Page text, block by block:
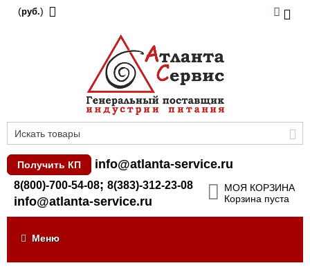
(руб.)
Получить КП info@atlanta-service.ru
8(800)-700-54-08; 8(383)-312-23-08
info@atlanta-service.ru
МОЯ КОРЗИНА
Корзина пуста
Меню